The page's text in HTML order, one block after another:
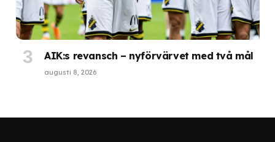
AIK:s revansch – nyförvärvet med två mål
augusti 8, 2026